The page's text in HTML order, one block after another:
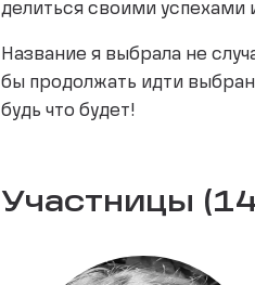
делиться своими успехами
Название я выбрала не
бы продолжать идти
будь что будет!
Участницы